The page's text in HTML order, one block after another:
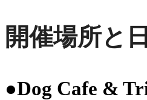
開催場所
●Dog Cafe &